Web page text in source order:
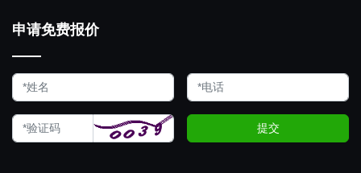
申请免费报价
提交